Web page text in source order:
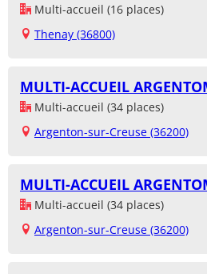
Multi-accueil (16 places)
Thenay (36800)
MULTI-ACCUEIL
Multi-accueil (34 places)
Argenton-sur-Creuse (36200)
MULTI-ACCUEIL
Multi-accueil (34 places)
Argenton-sur-Creuse (36200)